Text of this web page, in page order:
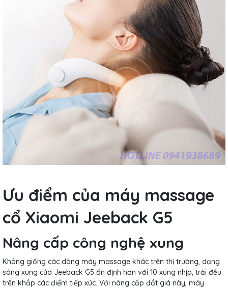
Ưu điểm của máy massage
cổ Xiaomi Jeeback G5
Nâng cấp công nghệ xung
Không giống các dòng máy massage khác trên thị trường, dạng
sóng xung của Jeeback G5 ổn định hơn với 10 xung nhịp, trải đều
trên khắp các điểm tiếp xúc. Với nâng cấp đắt giá này, máy